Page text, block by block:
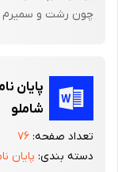
گیری از امکانات
ایماژهای طبیعی و
مثل تاریخ بیهقی،
از ذکر هر دلیل
نبود که شاملو
چون رشت و سمیرم
پایان
شاملو
تعداد صفحه: ۷۶
دسته بندی: پایان